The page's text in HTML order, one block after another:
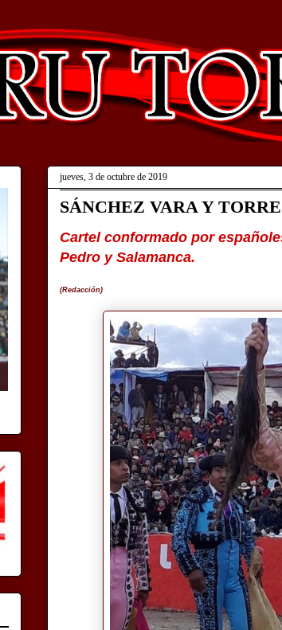
jueves, 3 de octubre de 2019
SÁNCHEZ VARA Y
Cartel conformado por
Pedro y Salamanca.
(Redacción)